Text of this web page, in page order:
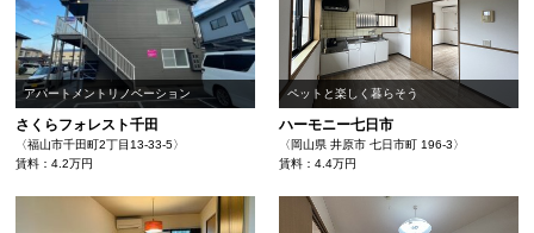
アパートメントリノベーション
さくらフォレスト千田
〈福山市千田町2丁目13-33-5〉
賃料：4.2万円
ペットと楽しく暮らそう
ハーモニー七日市
〈岡山県 井原市 七日市町 196-3〉
賃料：4.4万円